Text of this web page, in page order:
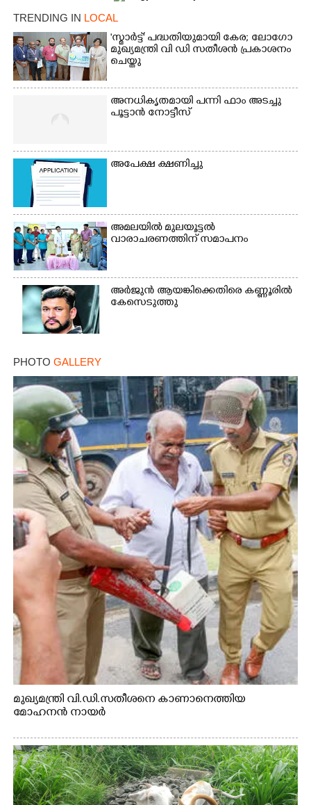
TRENDING IN LOCAL
'സ്മാർട്ട്' പദ്ധതിയുമായി കേര; ലോഗോ
മുഖ്യമന്ത്രി വി ഡി സതീശൻ പ്രകാശനം
ചെയ്തു
അനധികൃതമായി പന്നി ഫാം അടച്ചു
പൂട്ടാൻ നോട്ടീസ്
അപേക്ഷ ക്ഷണിച്ചു
അമലയിൽ മുലയൂട്ടൽ
വാരാചരണത്തിന് സമാപനം
അർജുൻ ആയങ്കിക്കെതിരെ കണ്ണൂരിൽ
കേസെടുത്തു
PHOTO GALLERY
മുഖ്യമന്ത്രി വി.ഡി.സതീശനെ കാണാനെത്തിയ
മോഹനൻ നായർ
Copy Link